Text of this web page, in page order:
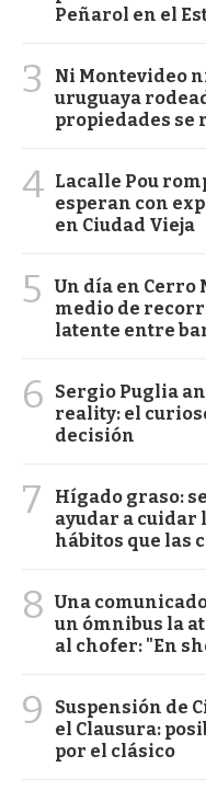
Peñarol en el
3
Ni Montevideo
uruguaya
propiedades se
4 Lacalle Pou
esperan con
en Ciudad Vieja
5
Un día en Cerro
medio de
latente entre
6
Sergio Puglia
reality: el
decisión
7
Hígado graso:
ayudar a cuidar
hábitos que las
8 Una
un ómnibus la
al chofer: "En
9
Suspensión de
el Clausura:
por el clásico